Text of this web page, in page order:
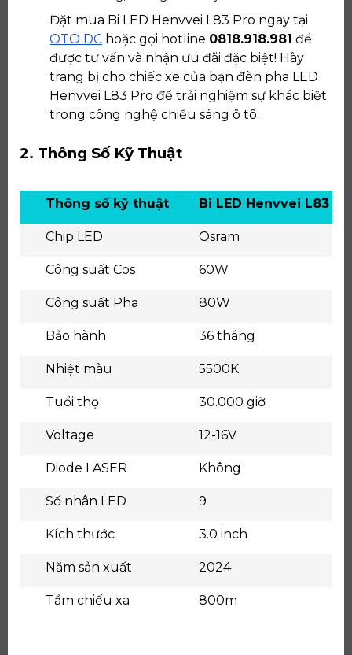
Đặt mua Bi LED Henvvei L83 Pro ngay tại
OTO DC hoặc gọi hotline 0818.918.981 để
được tư vấn và nhận ưu đãi đặc biệt! Hãy
trang bị cho chiếc xe của bạn đèn pha LED
Henvvei L83 Pro để trải nghiệm sự khác biệt
trong công nghệ chiếu sáng ô tô.
2. Thông Số Kỹ Thuật
Thông số kỹ thuật Bi LED Henvvei L83
Chip LED Osram
Công suất Cos 60W
Công suất Pha 80W
Bảo hành 36 tháng
Nhiệt màu 5500K
Tuổi thọ 30.000 giờ
Voltage 12-16V
Diode LASER Không
Số nhân LED 9
Kích thước 3.0 inch
Năm sản xuất 2024
Tầm chiếu xa 800m